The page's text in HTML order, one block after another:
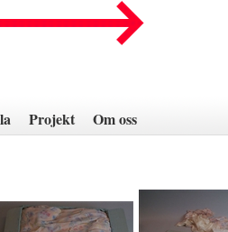
Projekt Om oss